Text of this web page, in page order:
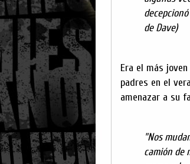
de Dave)
Era el más
padres en el
amenazar a su
"Nos
camión de